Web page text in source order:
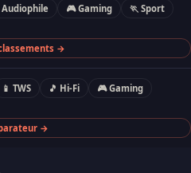
Audiophile 🎮 Gaming
🏃 Sport
→
📱 TWS 🎵 Hi-Fi
🎮 Gaming
→